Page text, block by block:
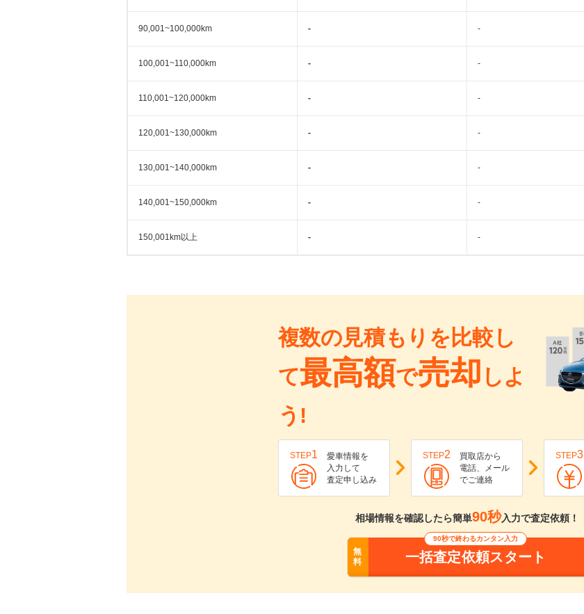
90,001~100,000km - -
100,001~110,000km - -
110,001~120,000km - -
120,001~130,000km - -
130,001~140,000km - -
140,001~150,000km - -
150,001km以上 - -
複数の見積もりを比較し
て最高額で売却 しよ
う!
STEP1
愛車情報を
入力して
査定申し込み
STEP2
買取店から
電話、メール
でご連絡
STEP3
相場情報を確認したら簡単90秒入力で査定依頼！
無
料
90秒で終わるカンタン入力
一括査定依頼スタート